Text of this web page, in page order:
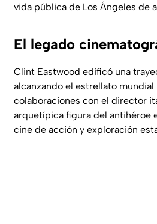
vida pública de Los Ángeles de
El legado
Clint Eastwood edificó una
alcanzando el estrellato
colaboraciones con el director
arquetípica figura del antihéroe
cine de acción y exploración